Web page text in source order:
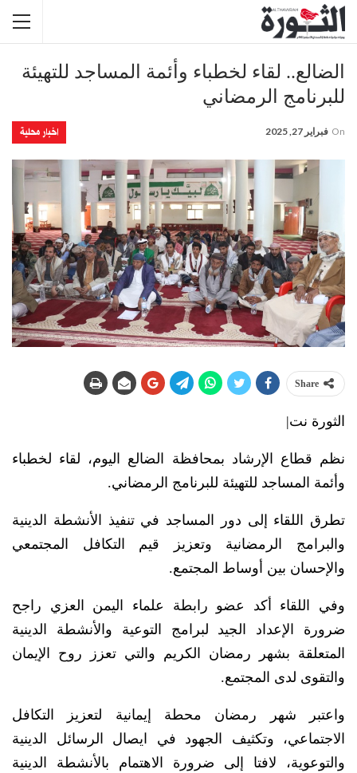
الضالع.. لقاء لخطباء وأئمة المساجد للتهيئة
للبرنامج الرمضاني
اخبار محلية On فبراير 27, 2025
Share
الثورة نت|
نظم قطاع الإرشاد بمحافظة الضالع اليوم، لقاء لخطباء
وأئمة المساجد للتهيئة للبرنامج الرمضاني.
تطرق اللقاء إلى دور المساجد في تنفيذ الأنشطة الدينية
والبرامج الرمضانية وتعزيز قيم التكافل المجتمعي
والإحسان بين أوساط المجتمع.
وفي اللقاء أكد عضو رابطة علماء اليمن العزي راجح
ضرورة الإعداد الجيد لبرامج التوعية والأنشطة الدينية
المتعلقة بشهر رمضان الكريم والتي تعزز روح الإيمان
والتقوى لدى المجتمع.
واعتبر شهر رمضان محطة إيمانية لتعزيز التكافل
الاجتماعي، وتكثيف الجهود في ايصال الرسائل الدينية
والتوعوية، لافتا إلى ضرورة الاهتمام بالأنشطة الدينية